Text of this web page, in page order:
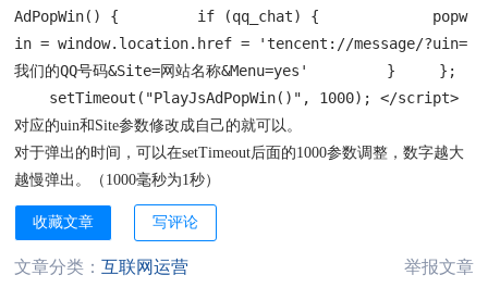
AdPopWin() { if (qq_chat) { popw
in = window.location.href = 'tencent://message/?uin=
我们的QQ号码&Site=网站名称&Menu=yes' } };
setTimeout("PlayJsAdPopWin()", 1000); </script>
对应的uin和Site参数修改成自己的就可以。
对于弹出的时间，可以在setTimeout后面的1000参数调整，数字越大
越慢弹出。（1000毫秒为1秒）
收藏文章 写评论
文章分类： 互联网运营 举报文章